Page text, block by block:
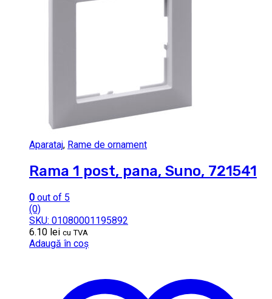
Aparataj, Rame de ornament
Rama 1 post, pana, Suno, 721541
0 out of 5
(0)
SKU: 01080001195892
6.10 lei cu TVA
Adaugă în coș